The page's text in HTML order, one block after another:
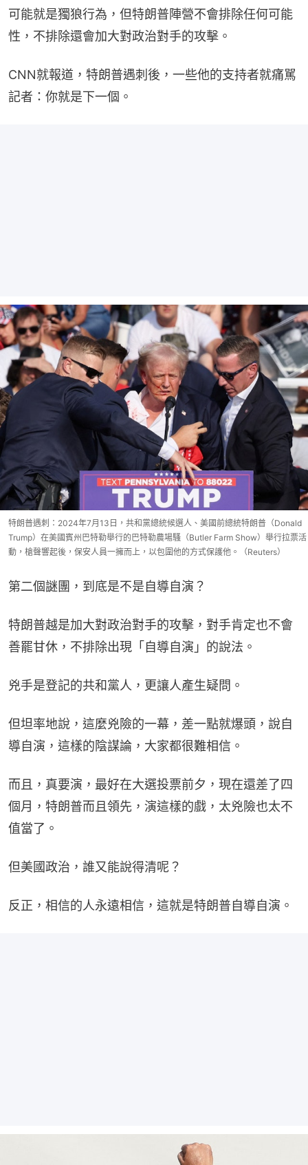
可能就是獨狼行為，但特朗普陣營不會排除任何可能
性，不排除還會加大對政治對手的攻擊。
CNN就報道，特朗普遇刺後，一些他的支持者就痛駡
記者：你就是下一個。
特朗普遇刺：2024年7月13日，共和黨總統候選人、美國前總統特朗普（Donald
Trump）在美國賓州巴特勒舉行的巴特勒農場騷（Butler Farm Show）舉行拉票活
動，槍聲響起後，保安人員一擁而上，以包圍他的方式保護他。（Reuters）
第二個謎團，到底是不是自導自演？
特朗普越是加大對政治對手的攻擊，對手肯定也不會
善罷甘休，不排除出現「自導自演」的說法。
兇手是登記的共和黨人，更讓人產生疑問。
但坦率地說，這麼兇險的一幕，差一點就爆頭，說自
導自演，這樣的陰謀論，大家都很難相信。
而且，真要演，最好在大選投票前夕，現在還差了四
個月，特朗普而且領先，演這樣的戲，太兇險也太不
值當了。
但美國政治，誰又能說得清呢？
反正，相信的人永遠相信，這就是特朗普自導自演。